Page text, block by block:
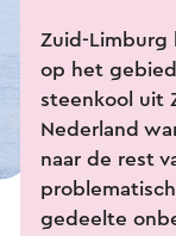
Zuid-Limburg
op het
steenkool uit
Nederland
naar de rest
gedeelte